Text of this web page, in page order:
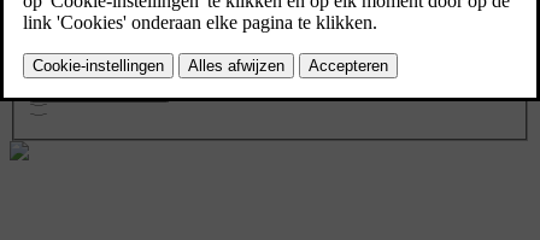
Business Edition